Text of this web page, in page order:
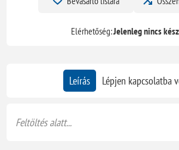
Elérhetőség:Jelenleg nincs
Leírás Lépjen kapcsolatba
Feltöltés alatt...